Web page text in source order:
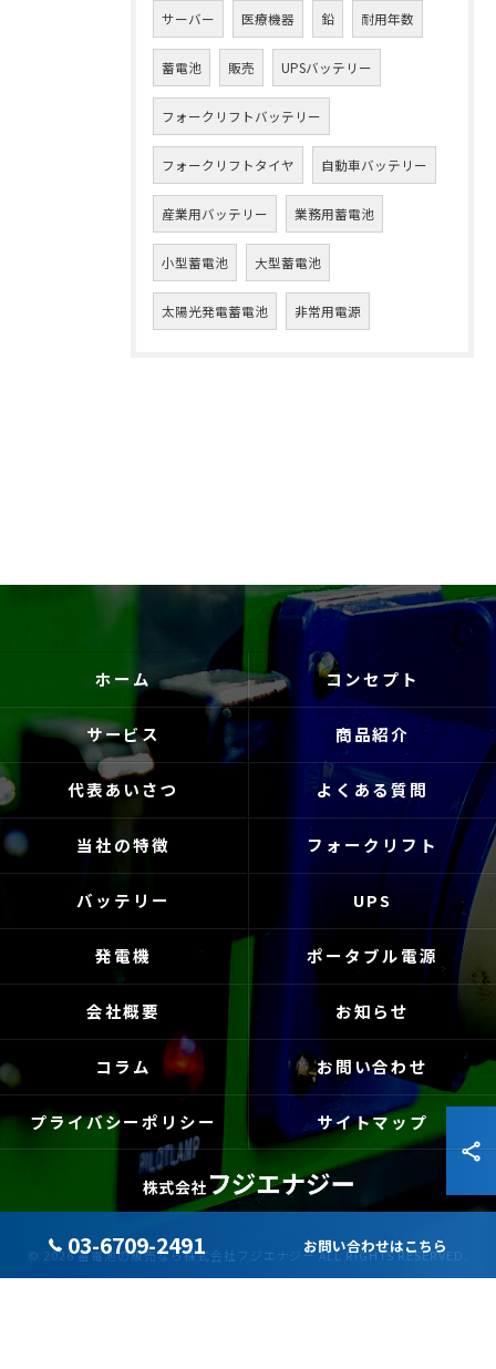
サーバー 医療機器 鉛 耐用年数
蓄電池 販売 UPSバッテリー
フォークリフトバッテリー
フォークリフトタイヤ 自動車バッテリー
産業用バッテリー 業務用蓄電池
小型蓄電池 大型蓄電池
太陽光発電蓄電池 非常用電源
03-6709-2491 お問い合わせはこちら
ホーム コンセプト
サービス 商品紹介
代表あいさつ よくある質問
当社の特徴 フォークリフト
バッテリー UPS
発電機 ポータブル電源
会社概要 お知らせ
コラム お問い合わせ
プライバシーポリシー サイトマップ
© 2026 蓄電池の販売なら株式会社フジエナジー ALL RIGHTS RESERVED.